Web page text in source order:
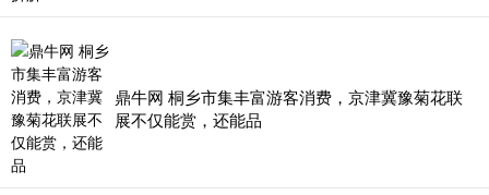
鼎牛网 桐乡市集丰富游客消费，京津冀豫菊花联
展不仅能赏，还能品